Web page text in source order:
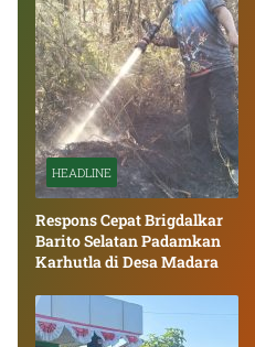
HEADLINE
Respons Cepat Brigdalkar
Barito Selatan Padamkan
Karhutla di Desa Madara